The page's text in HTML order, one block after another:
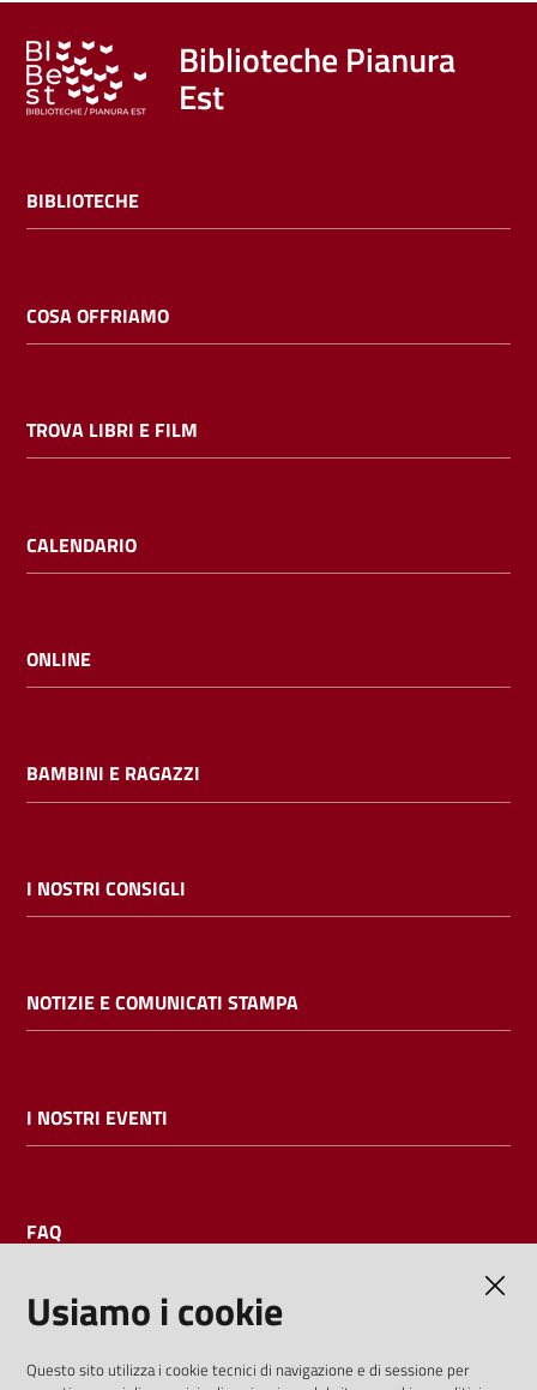
Biblioteche Pianura
Est
BIBLIOTECHE
COSA OFFRIAMO
TROVA LIBRI E FILM
CALENDARIO
ONLINE
BAMBINI E RAGAZZI
I NOSTRI CONSIGLI
NOTIZIE E COMUNICATI STAMPA
I NOSTRI EVENTI
FAQ
Usiamo i cookie
Questo sito utilizza i cookie tecnici di navigazione e di sessione per